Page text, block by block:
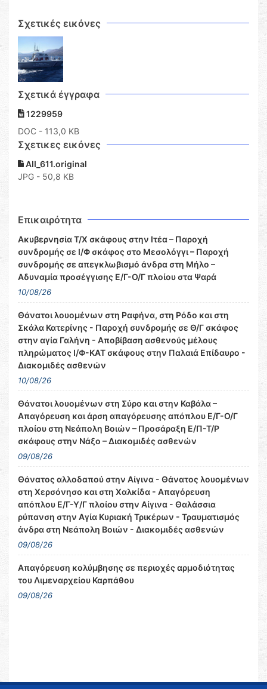
Σχετικές εικόνες
Σχετικά έγγραφα
1229959
DOC - 113,0 KB
Σχετικες εικόνες
ΑΙΙ_611.original
JPG - 50,8 KB
Επικαιρότητα
Ακυβερνησία Τ/Χ σκάφους στην Ιτέα – Παροχή
συνδρομής σε Ι/Φ σκάφος στο Μεσολόγγι – Παροχή
συνδρομής σε απεγκλωβισμό άνδρα στη Μήλο –
Αδυναμία προσέγγισης Ε/Γ-Ο/Γ πλοίου στα Ψαρά
10/08/26
Θάνατοι λουομένων στη Ραφήνα, στη Ρόδο και στη
Σκάλα Κατερίνης - Παροχή συνδρομής σε Θ/Γ σκάφος
στην αγία Γαλήνη - Αποβίβαση ασθενούς μέλους
πληρώματος Ι/Φ-ΚΑΤ σκάφους στην Παλαιά Επίδαυρο -
Διακομιδές ασθενών
10/08/26
Θάνατοι λουομένων στη Σύρο και στην Καβάλα –
Απαγόρευση και άρση απαγόρευσης απόπλου Ε/Γ-Ο/Γ
πλοίου στη Νεάπολη Βοιών – Προσάραξη Ε/Π-Τ/Ρ
σκάφους στην Νάξο – Διακομιδές ασθενών
09/08/26
Θάνατος αλλοδαπού στην Αίγινα - Θάνατος λουομένων
στη Χερσόνησο και στη Χαλκίδα - Απαγόρευση
απόπλου Ε/Γ-Υ/Γ πλοίου στην Αίγινα - Θαλάσσια
ρύπανση στην Αγία Κυριακή Τρικέρων - Τραυματισμός
άνδρα στη Νεάπολη Βοιών - Διακομιδές ασθενών
09/08/26
Απαγόρευση κολύμβησης σε περιοχές αρμοδιότητας
του Λιμεναρχείου Καρπάθου
09/08/26